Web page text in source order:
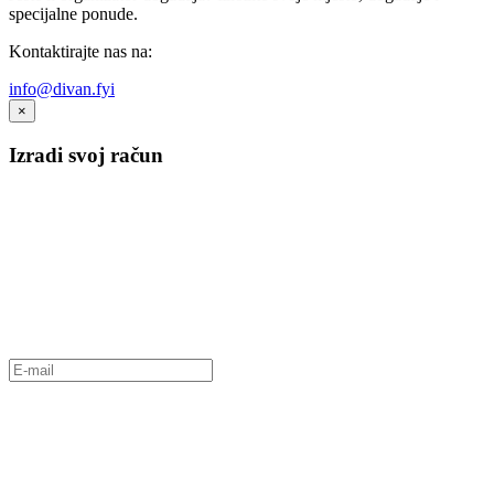
specijalne ponude.
Kontaktirajte nas na:
info@divan.fyi
×
Izradi svoj račun